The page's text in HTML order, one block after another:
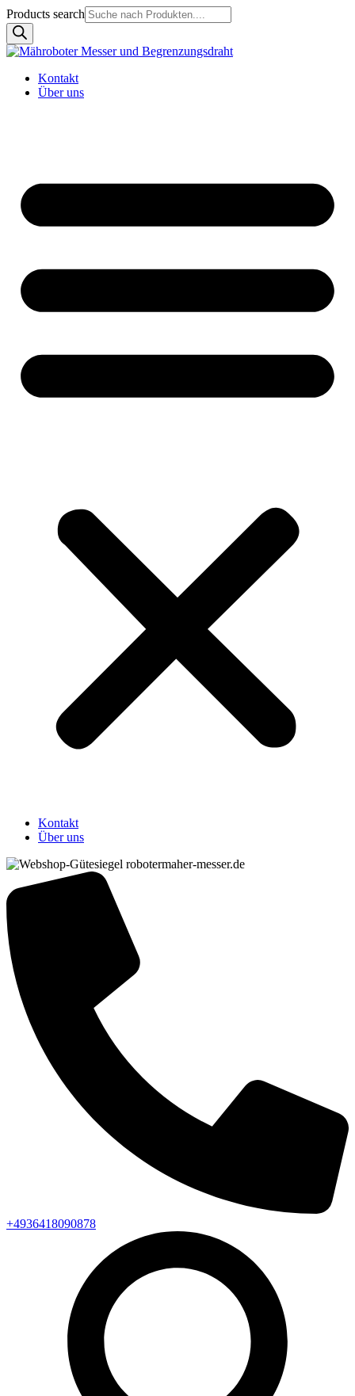
Products search
Kontakt
Über uns
Kontakt
Über uns
+4936418090878